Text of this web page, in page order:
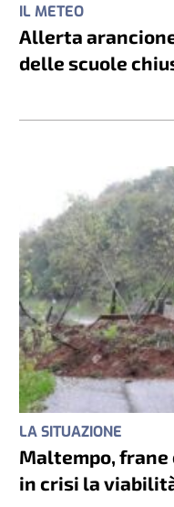
IL METEO
Allerta
delle scuole
LA SITUAZIONE
Maltempo,
in crisi la